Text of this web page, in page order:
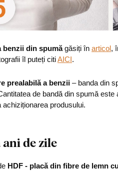
benzii din spumăgăsiți în articol,
îl puteți citiAICI.
prealabilă a benzii – banda din
de bandă din spumă
produsului.
de zile
HDF - placă din fibre de lemn